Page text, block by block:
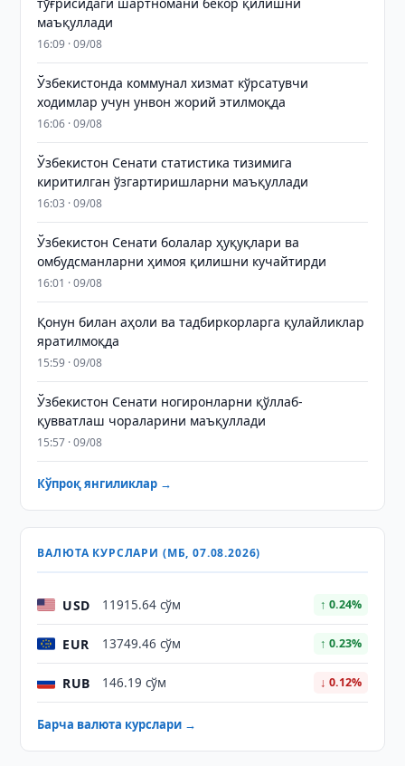
маъқуллади
16:09 · 09/08
Ўзбекистонда коммунал хизмат кўрсатувчи
ходимлар учун унвон жорий этилмоқда
16:06 · 09/08
Ўзбекистон Сенати статистика тизимига
киритилган ўзгартиришларни маъқуллади
16:03 · 09/08
Ўзбекистон Сенати болалар ҳуқуқлари ва
омбудсманларни ҳимоя қилишни кучайтирди
16:01 · 09/08
Қонун билан аҳоли ва тадбиркорларга қулайликлар
яратилмоқда
15:59 · 09/08
Ўзбекистон Сенати ногиронларни қўллаб-
қувватлаш чораларини маъқуллади
15:57 · 09/08
Кўпроқ янгиликлар →
ВАЛЮТА КУРСЛАРИ (МБ, 07.08.2026)
USD 11915.64 сўм ↑ 0.24%
EUR 13749.46 сўм ↑ 0.23%
RUB 146.19 сўм ↓ 0.12%
Барча валюта курслари →